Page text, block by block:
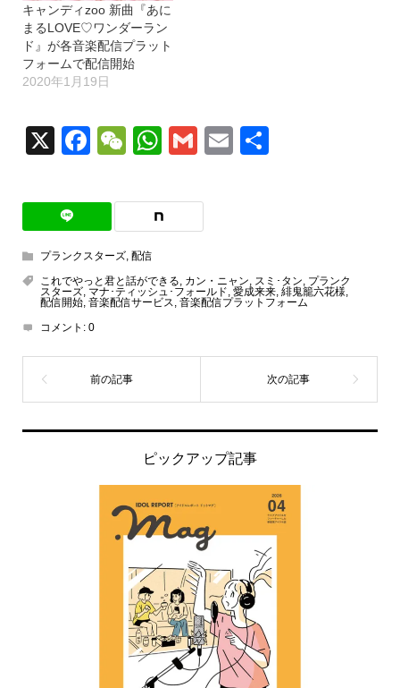
キャンディzoo 新曲『あに
まるLOVE♡ワンダーラン
ド』が各音楽配信プラット
フォームで配信開始
2020年1月19日
X Facebook
WeChat
WhatsApp
Gmail
Email
共
プランクスターズ, 配信
これでやっと君と話ができる, カン・ニャン, スミ･タン, プランク
スターズ, マナ･ティッシュ･フォールド, 愛成来来, 緋鬼籠六花様,
配信開始, 音楽配信サービス, 音楽配信プラットフォーム
コメント: 0
ピックアップ記事